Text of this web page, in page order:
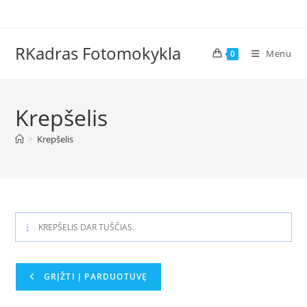
RKadras Fotomokykla 0 Menu
Krepšelis
> Krepšelis
KREPŠELIS DAR TUŠČIAS.
GRĮŽTI Į PARDUOTUVĘ